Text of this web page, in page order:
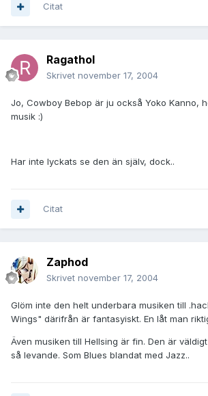
Citat
Ragathol
Skrivet november 17, 2004
Jo, Cowboy Bebop är ju också Yoko Kanno,
musik :)
Har inte lyckats se den än själv, dock..
Citat
Zaphod
Skrivet november 17, 2004
Glöm inte den helt underbara musiken till
Wings" därifrån är fantasyiskt. En låt man
Även musiken till Hellsing är fin. Den är
så levande. Som Blues blandat med Jazz..